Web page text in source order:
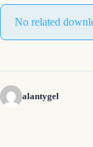
No related
alantygel